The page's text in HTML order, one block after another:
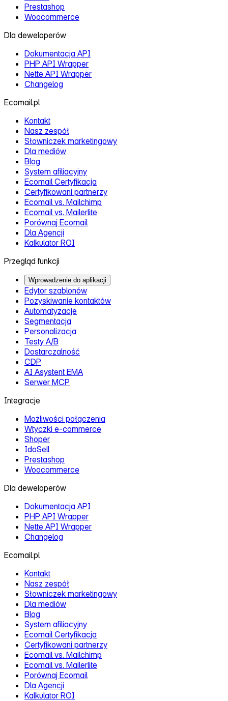
Prestashop
Woocommerce
Dla deweloperów
Dokumentacja API
PHP API Wrapper
Nette API Wrapper
Changelog
Ecomail.pl
Kontakt
Nasz zespół
Słowniczek marketingowy
Dla mediów
Blog
System afiliacyjny
Ecomail Certyfikacja
Certyfikowani partnerzy
Ecomail vs. Mailchimp
Ecomail vs. Mailerlite
Porównaj Ecomail
Dla Agencji
Kalkulator ROI
Przegląd funkcji
Wprowadzenie do aplikacji
Edytor szablonów
Pozyskiwanie kontaktów
Automatyzacje
Segmentacja
Personalizacja
Testy A/B
Dostarczalność
CDP
AI Asystent EMA
Serwer MCP
Integracje
Możliwości połączenia
Wtyczki e‑commerce
Shoper
IdoSell
Prestashop
Woocommerce
Dla deweloperów
Dokumentacja API
PHP API Wrapper
Nette API Wrapper
Changelog
Ecomail.pl
Kontakt
Nasz zespół
Słowniczek marketingowy
Dla mediów
Blog
System afiliacyjny
Ecomail Certyfikacja
Certyfikowani partnerzy
Ecomail vs. Mailchimp
Ecomail vs. Mailerlite
Porównaj Ecomail
Dla Agencji
Kalkulator ROI